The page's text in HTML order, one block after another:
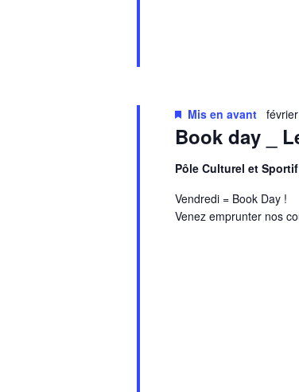
Book day _
Mis en avant
Pôle Culturel et Sportif
Vendredi = Book Day !
Venez emprunter nos